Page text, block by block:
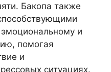
Бакопа также
и
помогая
и
ситуациях.